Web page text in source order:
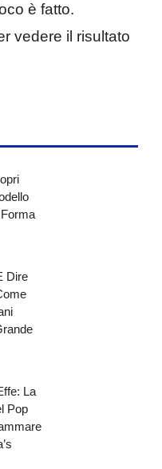
è fatto.
vedere il risultato
Dire
La
Pop